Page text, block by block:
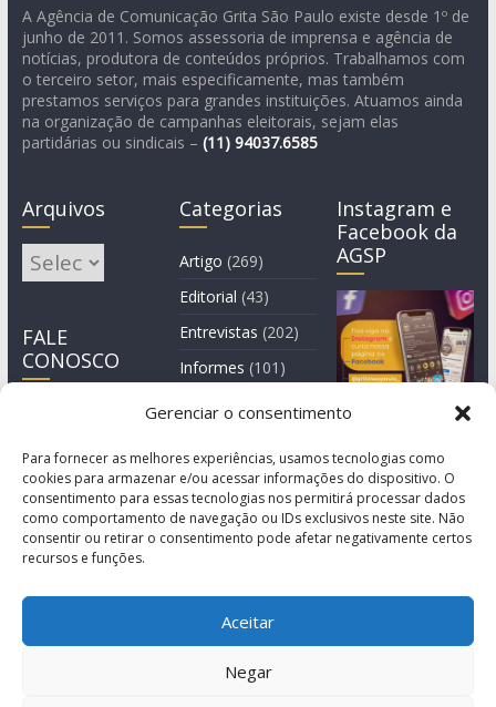
Gerenciar o consentimento
Para fornecer as melhores experiências, usamos tecnologias como
cookies para armazenar e/ou acessar informações do dispositivo. O
consentimento para essas tecnologias nos permitirá processar dados
como comportamento de navegação ou IDs exclusivos neste site. Não
consentir ou retirar o consentimento pode afetar negativamente certos
recursos e funções.
Aceitar
Negar
A Agência de Comunicação Grita São Paulo existe desde 1º de
junho de 2011. Somos assessoria de imprensa e agência de
notícias, produtora de conteúdos próprios. Trabalhamos com
o terceiro setor, mais especificamente, mas também
prestamos serviços para grandes instituições. Atuamos ainda
na organização de campanhas eleitorais, sejam elas
partidárias ou sindicais – (11) 94037.6585
Arquivos
Arquivos
FALE
CONOSCO
Categorias
Artigo (269)
Editorial (43)
Entrevistas (202)
Informes (101)
Instagram e
Facebook da
AGSP
© Copyright 2011-2026